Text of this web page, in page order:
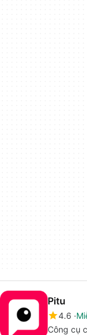
Pitu
4.6
Công cụ